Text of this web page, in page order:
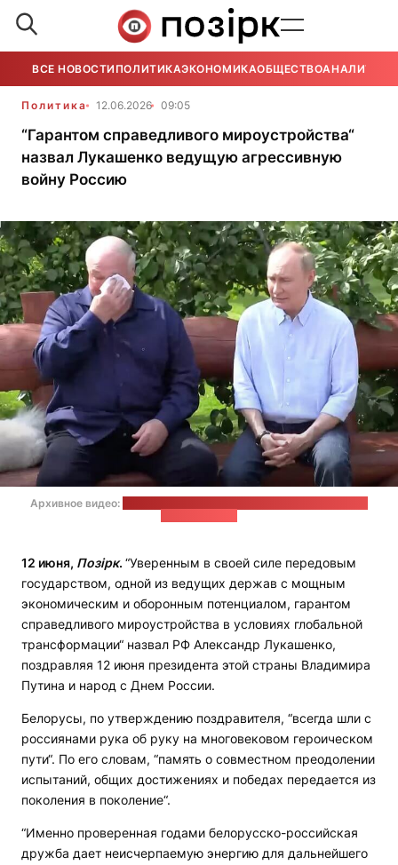
ВСЕ НОВОСТИ ПОЛИТИКАЭКОНОМИКАОБЩЕСТВОАНАЛИТИКА
Политика 12.06.2026 09:05
“Гарантом справедливого мироустройства“
назвал Лукашенко ведущую агрессивную
войну Россию
Архивное видео:
12 июня, Позірк. “Уверенным в своей силе передовым
государством, одной из ведущих держав с мощным
экономическим и оборонным потенциалом, гарантом
справедливого мироустройства в условиях глобальной
трансформации“ назвал РФ Александр Лукашенко,
поздравляя 12 июня президента этой страны Владимира
Путина и народ с Днем России.
Белорусы, по утверждению поздравителя, “всегда шли с
россиянами рука об руку на многовековом героическом
пути“. По его словам, “память о совместном преодолении
испытаний, общих достижениях и победах передается из
поколения в поколение“.
“Именно проверенная годами белорусско-российская
дружба дает неисчерпаемую энергию для дальнейшего